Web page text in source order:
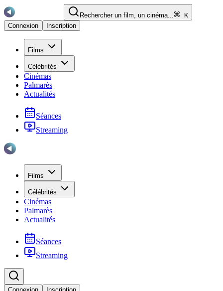
Rechercher un film, un cinéma...
K
Connexion
Inscription
Films
Célébrités
Cinémas
Palmarès
Actualités
Séances
Streaming
Films
Célébrités
Cinémas
Palmarès
Actualités
Séances
Streaming